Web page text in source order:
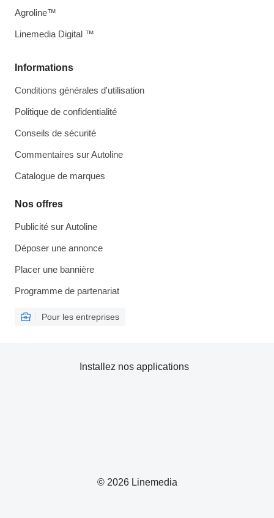
Informations
Conditions générales d'utilisation
Politique de confidentialité
Conseils de sécurité
Commentaires sur Autoline
Catalogue de marques
Nos offres
Publicité sur Autoline
Déposer une annonce
Placer une bannière
Programme de partenariat
Pour les entreprises
Agroline™
Linemedia Digital ™
© 2026 Linemedia
Installez nos applications